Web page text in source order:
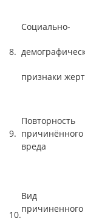
8.
Социально-
признаки
9.
Повторность
причинённого
вреда
10.
Вид
причиненного